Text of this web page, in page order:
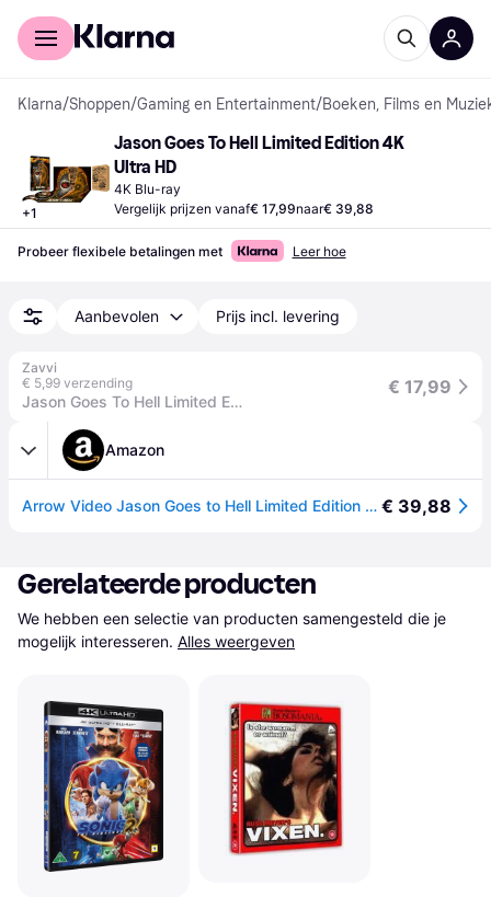
Voor shoppers
Klarna/Shoppen/Gaming en Entertainment/Boeken, Films en
+1
Jason Goes To Hell Limited Edition 4K
Ultra HD
4K Blu-ray
Vergelijk prijzen vanaf€ 17,99naar€ 39,88
Probeer flexibele betalingen met Leer hoe
Aanbevolen Prijs incl. levering
Zavvi
€ 5,99 verzending
Jason Goes To Hell Limited Edition 4K Ultra HD
€ 17,99
Amazon
Arrow Video Jason Goes to Hell Limited Edition 4K UHD [Blu-Ray] [Region Free] € 39,88
Gerelateerde producten
We hebben een selectie van producten samengesteld die je
mogelijk interesseren. Alles weergeven